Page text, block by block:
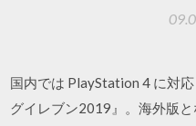
国内では PlayStation 4 に対
グイレブン2019』。海外版